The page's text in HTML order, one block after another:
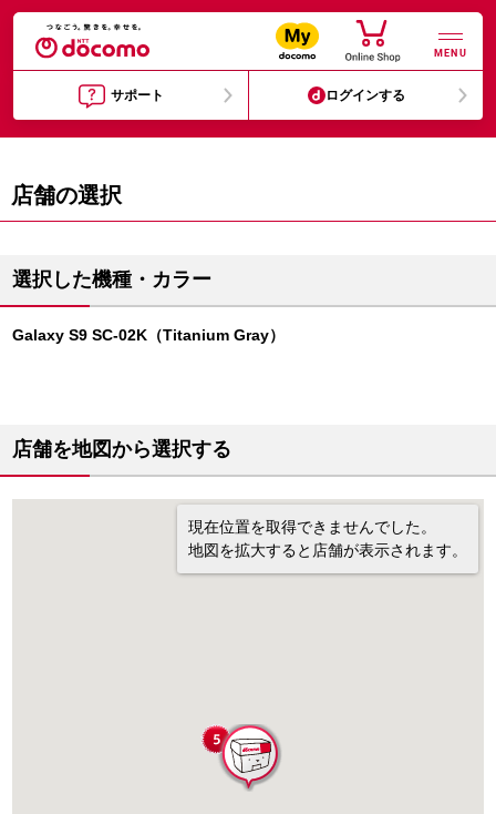
MENU
サポート ログインする
店舗の選択
選択した機種・カラー
Galaxy S9 SC-02K（Titanium Gray）
店舗を地図から選択する
現在位置を取得できませんでした。
地図を拡大すると店舗が表示されます。